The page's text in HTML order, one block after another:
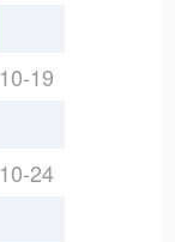
10-19
10-24